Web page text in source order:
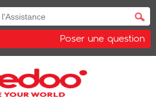
Poser une question